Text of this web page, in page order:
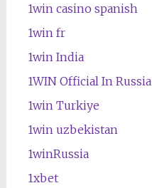
1win casino spanish
1win fr
1win India
1WIN Official In Russia
1win Turkiye
1win uzbekistan
1winRussia
1xbet